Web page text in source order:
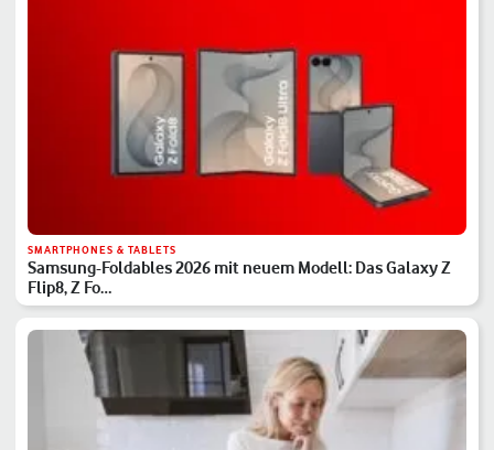
SMARTPHONES & TABLETS
Samsung-Foldables 2026 mit neuem Modell: Das Galaxy Z
Flip8, Z Fo…